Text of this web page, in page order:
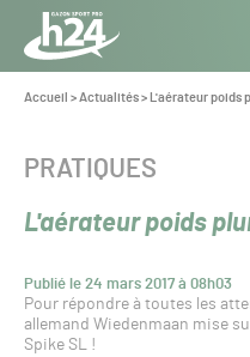
Panneau de gestion des cookies
Aller au contenu
Toute
l’info
Pro
Vous
Accueil >Actualités> L'aérateur poids
L'aérateur poids
Publié le 24 mars 2017 à 08h03
CATÉGORIE :
PRATIQUES
Pour répondre à toutes les
allemand Wiedenmaan mise
Spike SL !